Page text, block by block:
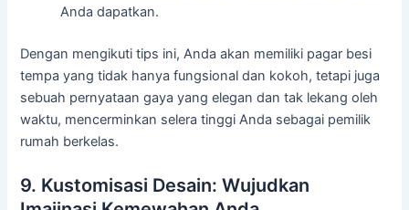
Anda dapatkan.
Dengan mengikuti tips ini, Anda akan memiliki pagar besi
tempa yang tidak hanya fungsional dan kokoh, tetapi juga
sebuah pernyataan gaya yang elegan dan tak lekang oleh
waktu, mencerminkan selera tinggi Anda sebagai pemilik
rumah berkelas.
9. Kustomisasi Desain: Wujudkan